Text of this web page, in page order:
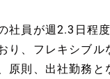
社員が週2.3日程
り、フレキシブル
原則、出社勤務と